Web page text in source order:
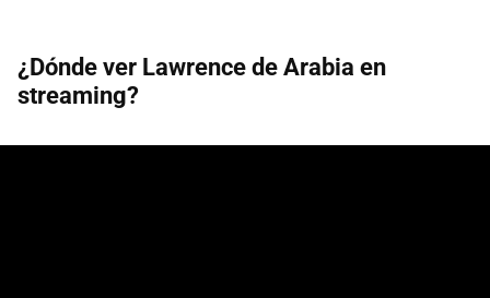
¿Dónde ver Lawrence de Arabia en
streaming?